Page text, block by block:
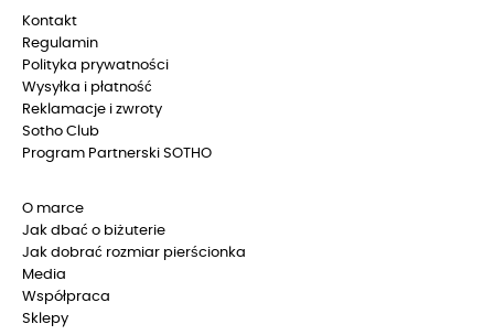
Kontakt
Regulamin
Polityka prywatności
Wysyłka i płatność
Reklamacje i zwroty
Sotho Club
Program Partnerski SOTHO
O marce
Jak dbać o biżuterie
Jak dobrać rozmiar pierścionka
Media
Współpraca
Sklepy